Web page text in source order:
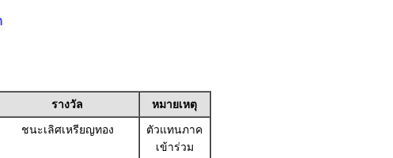
รางวัล
หมายเหตุ
ชนะเลิศเหรียญทอง
ตัวแทนภาค
เข้าร่วม